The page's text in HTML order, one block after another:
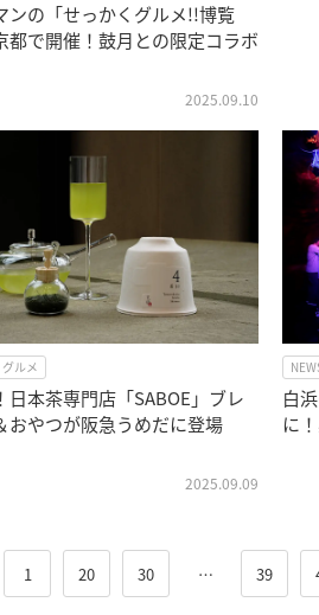
ンの「せっかくグルメ!!博覧
都で開催！鼓月との限定コラボ
2025.09.10
グルメ
日本茶専門店「SABOE」ブレ
おやつが阪急うめだに登場
2025.09.09
白
に
1 20 30 … 39